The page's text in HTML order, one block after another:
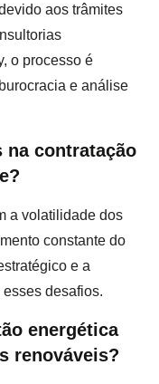
aos trâmites
o processo é
e análise
contratação
a volatilidade dos
constante do
e a
desafios.
energética
renováveis?